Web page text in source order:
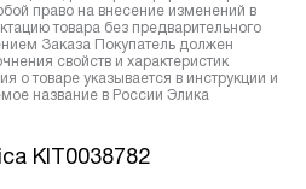
право на внесение изменений в
товара без предварительного
Заказа Покупатель должен
свойств и характеристик
о товаре указывается в инструкции и
название в России Элика
KIT0038782